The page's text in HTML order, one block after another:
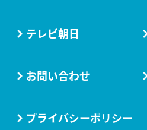
テレビ朝日
お問い合わせ
プライバシーポリシー